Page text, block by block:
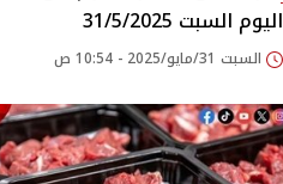
اليوم السبت 31/5/2025
السبت 31/مايو/2025 - 10:54 ص